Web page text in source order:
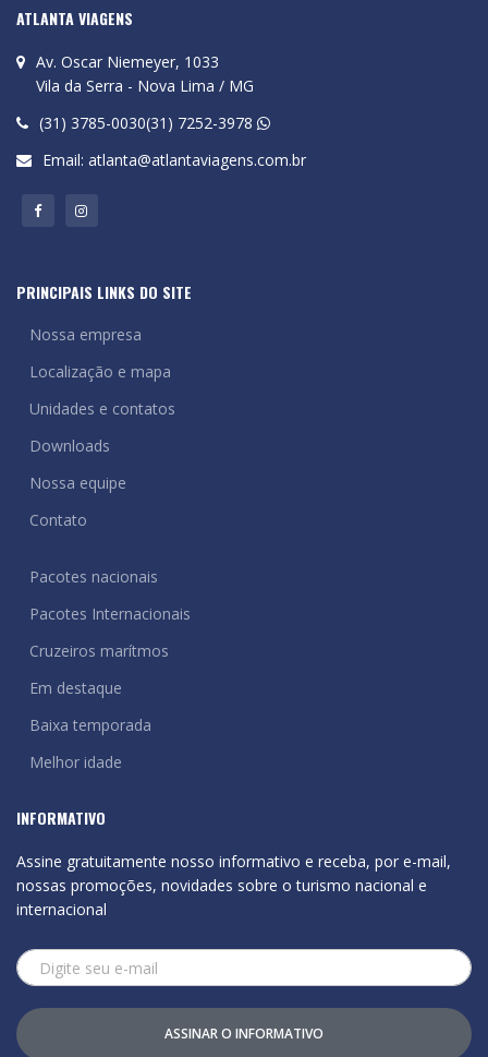
ATLANTA VIAGENS
Av. Oscar Niemeyer, 1033
Vila da Serra - Nova Lima / MG
(31) 3785-0030(31) 7252-3978
Email: atlanta@atlantaviagens.com.br
PRINCIPAIS LINKS DO SITE
Nossa empresa
Localização e mapa
Unidades e contatos
Downloads
Nossa equipe
Contato
Pacotes nacionais
Pacotes Internacionais
Cruzeiros marítmos
Em destaque
Baixa temporada
Melhor idade
INFORMATIVO
Assine gratuitamente nosso informativo e receba, por e-mail,
nossas promoções, novidades sobre o turismo nacional e
internacional
ASSINAR O INFORMATIVO